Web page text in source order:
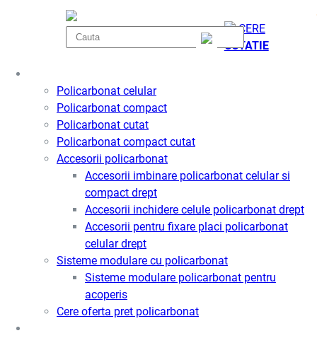
CERE
COTATIE
Policarbonat celular
Policarbonat compact
Policarbonat cutat
Policarbonat compact cutat
Accesorii policarbonat
Accesorii imbinare policarbonat celular si
compact drept
Accesorii inchidere celule policarbonat drept
Accesorii pentru fixare placi policarbonat
celular drept
Sisteme modulare cu policarbonat
Sisteme modulare policarbonat pentru
acoperis
Cere oferta pret policarbonat